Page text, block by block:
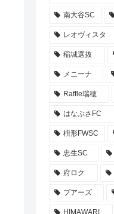
南大谷SC
レオヴィスタ
稲城選抜
メニーナ
Raffle瑞穂
はなぶさFC
枡形FWSC
忠生SC
府ロク
プアーズ
HIMAWARI